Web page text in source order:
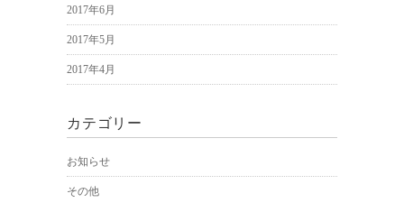
2017年6月
2017年5月
2017年4月
カテゴリー
お知らせ
その他